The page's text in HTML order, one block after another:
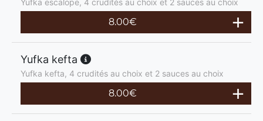
Yufka escalope, 4 crudités au choix et 2 sauces au choix
8.00€
Yufka kefta
Yufka kefta, 4 crudités au choix et 2 sauces au choix
8.00€